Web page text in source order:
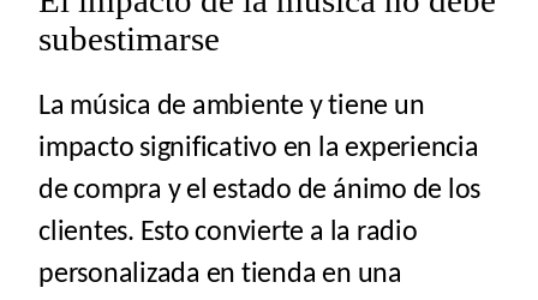
subestimarse
La música de ambiente y tiene un
impacto significativo en la experiencia
de compra y el estado de ánimo de los
clientes. Esto convierte a la radio
personalizada en tienda en una